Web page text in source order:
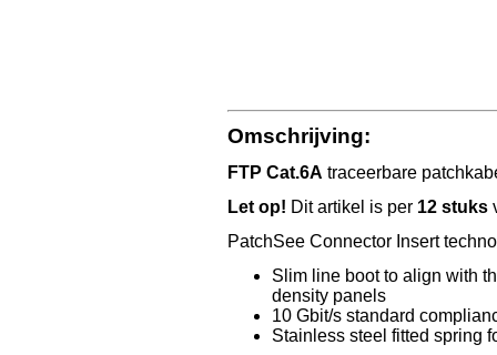
Omschrijving:
FTP Cat.6A traceerbare
Let op! Dit artikel is per 12 stuks
PatchSee Connector Insert
Slim line boot to align with
density panels
10 Gbit/s standard
Stainless steel fitted spring